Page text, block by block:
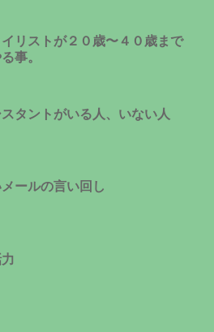
イリストが２０歳〜４０歳まで
事。
タントがいる人、いない人
ールの言い回し